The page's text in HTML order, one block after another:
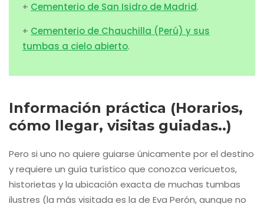
+ Cementerio de San Isidro de Madrid.
+ Cementerio de Chauchilla (Perú) y sus
tumbas a cielo abierto.
Información práctica (Horarios,
cómo llegar, visitas guiadas..)
Pero si uno no quiere guiarse únicamente por el destino
y requiere un guía turístico que conozca vericuetos,
historietas y la ubicación exacta de muchas tumbas
ilustres (la más visitada es la de Eva Perón, aunque no